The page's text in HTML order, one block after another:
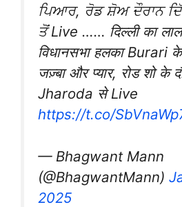
ਪਿਆਰ, ਰੋਡ ਸ਼ੋਅ ਦੌਰਾਨ
ਤੋਂ Live …… दिल्ली का
विधानसभा हलका Burari
जज़्बा और प्यार, रोड शो के
Jharoda से Live
https://t.co/
— Bhagwant Mann
(@BhagwantMann)
2025